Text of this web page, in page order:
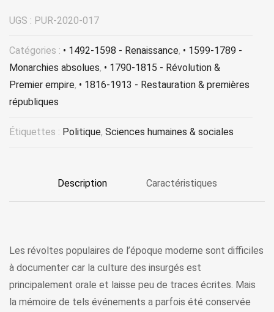
UGS : PUR-2020-017
Catégories : • 1492-1598 - Renaissance, • 1599-1789 -
Monarchies absolues, • 1790-1815 - Révolution &
Premier empire, • 1816-1913 - Restauration & premières
républiques
Étiquettes : Politique, Sciences humaines & sociales
Description Caractéristiques
Les révoltes populaires de l’époque moderne sont difficiles
à documenter car la culture des insurgés est
principalement orale et laisse peu de traces écrites. Mais
la mémoire de tels événements a parfois été conservée